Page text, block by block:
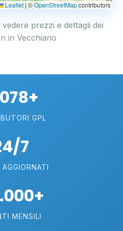
Leaflet | ©OpenStreetMapcontributors
prezzi e dettagli dei
in Vecchiano
GPL
7
MENSILI